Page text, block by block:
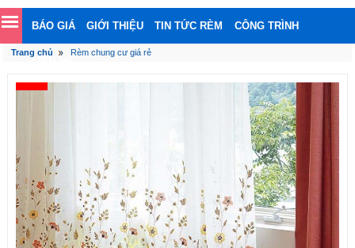
BÁO GIÁ GIỚI THIỆU TIN TỨC RÈM CÔNG TRÌNH
Trang chủ Rèm chung cư giá rẻ